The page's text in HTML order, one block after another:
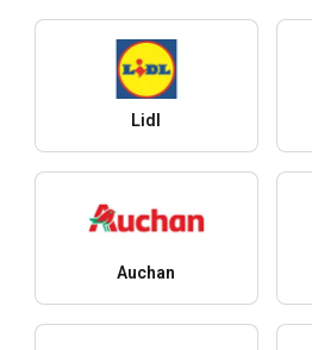
Lidl
Auchan